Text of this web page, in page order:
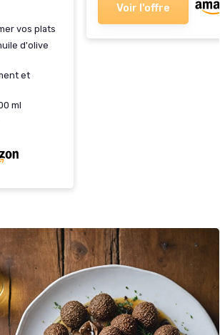
vos plats
d'olive
et
ml
Voir l'offre